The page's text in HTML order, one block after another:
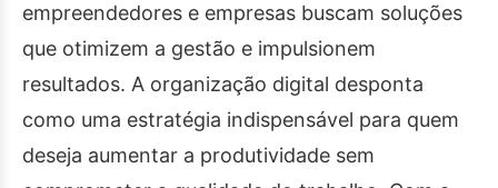
empreendedores e empresas buscam soluções
que otimizem a gestão e impulsionem
resultados. A organização digital desponta
como uma estratégia indispensável para quem
deseja aumentar a produtividade sem